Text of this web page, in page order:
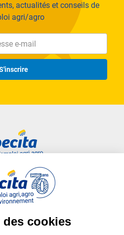
actualités et conseils de
agri/agro
Liens utiles
Plan du site